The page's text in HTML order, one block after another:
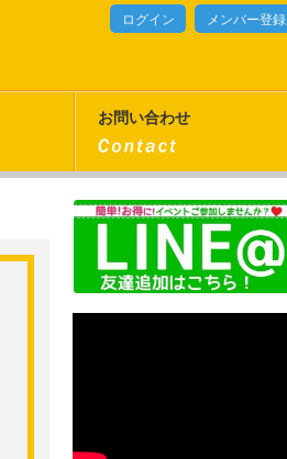
ログイン メンバー登録
お問い合わせ